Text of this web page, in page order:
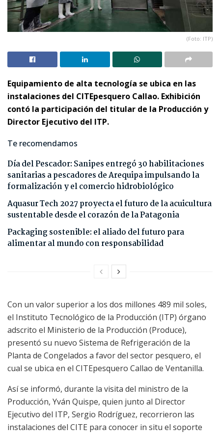
(Foto: ITP)
Equipamiento de alta tecnología se ubica en las
instalaciones del CITEpesquero Callao. Exhibición
contó la participación del titular de la Producción y
Director Ejecutivo del ITP.
Te recomendamos
Día del Pescador: Sanipes entregó 30 habilitaciones
sanitarias a pescadores de Arequipa impulsando la
formalización y el comercio hidrobiológico
Aquasur Tech 2027 proyecta el futuro de la acuicultura
sustentable desde el corazón de la Patagonia
Packaging sostenible: el aliado del futuro para
alimentar al mundo con responsabilidad
Con un valor superior a los dos millones 489 mil soles,
el Instituto Tecnológico de la Producción (ITP) órgano
adscrito el Ministerio de la Producción (Produce),
presentó su nuevo Sistema de Refrigeración de la
Planta de Congelados a favor del sector pesquero, el
cual se ubica en el CITEpesquero Callao de Ventanilla.
Así se informó, durante la visita del ministro de la
Producción, Yván Quispe, quien junto al Director
Ejecutivo del ITP, Sergio Rodríguez, recorrieron las
instalaciones del CITE para conocer in situ el soporte